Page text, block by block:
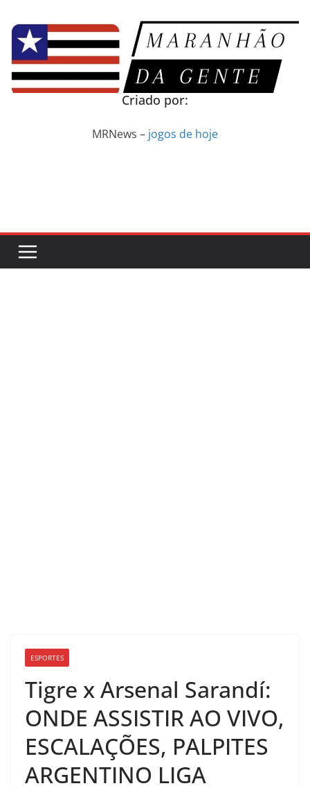
para
conteúdo
Criado por:
MRNews – jogos de hoje
ESPORTES
Tigre x Arsenal Sarandí:
ONDE ASSISTIR AO VIVO,
ESCALAÇÕES, PALPITES
ARGENTINO LIGA